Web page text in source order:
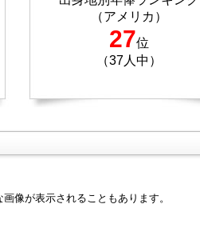
（アメリカ）
27位
（37人中）
像が表示されることもあります。